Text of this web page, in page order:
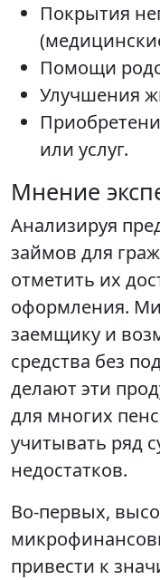
Покрытия
Помощи
Улучшения
или услуг.
Мнение
Анализируя
займов для
отметить их
оформления.
заемщику и
средства без
делают эти
для многих
учитывать ряд
недостатков.
Во-первых,
привести к